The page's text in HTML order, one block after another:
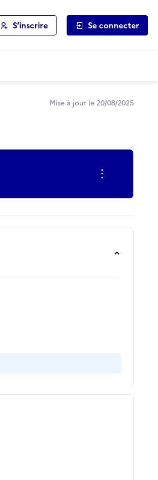
S’inscrire Se connecter
Mise à jour le 20/08/2025